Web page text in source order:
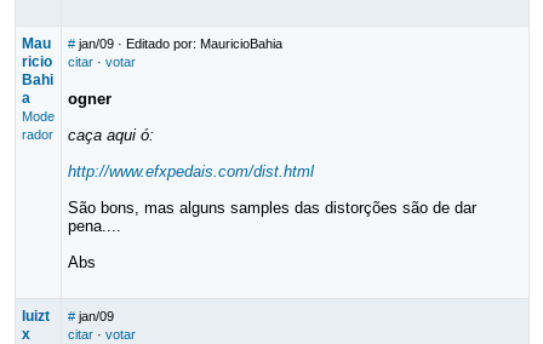
Mau
ricio
Bahi
a
Mode
rador
# jan/09· Editado por: MauricioBahia
citar· votar
ogner
caça aqui ó:
http://www.efxpedais.com/dist.html
São bons, mas alguns samples das distorções são de dar
pena....
Abs
luizt
x
# jan/09
citar· votar